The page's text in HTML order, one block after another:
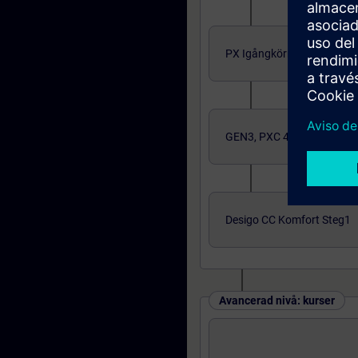
PX Igångkörning/
GEN3, PXC 4,5 och 7
Desigo CC Komfort Steg1
Avancerad nivå: kurser